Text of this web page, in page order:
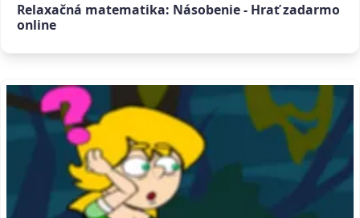
Relaxačná matematika: Násobenie - Hrať zadarmo
online